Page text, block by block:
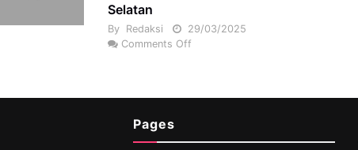
Selatan
By Redaksi
29/03/2025
Comments Off
Pages